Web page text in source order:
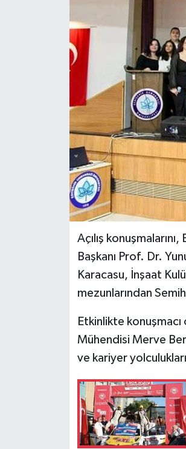
Açılış
Başkanı Prof. Dr.
Karacasu, İnşaat
mezunlarından
Etkinlikte
Mühendisi Merve
ve kariyer